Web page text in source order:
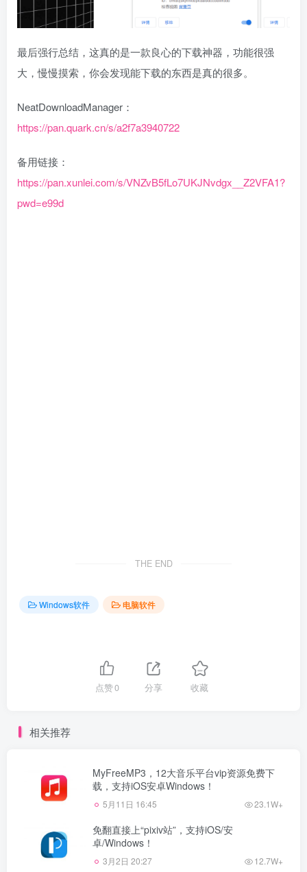
最后强行总结，这真的是一款良心的下载神器，功能很强
大，慢慢摸索，你会发现能下载的东西是真的很多。
NeatDownloadManager：
https://pan.quark.cn/s/a2f7a3940722
备用链接：
https://pan.xunlei.com/s/VNZvB5fLo7UKJNvdgx__Z2VFA1?
pwd=e99d
THE END
Windows软件 电脑软件
点赞0 分享 收藏
相关推荐
MyFreeMP3，12大音乐平台vip资源免费下
载，支持iOS安卓Windows！
5月11日 16:45 23.1W+
免翻直接上“pixiv站”，支持iOS/安
卓/Windows！
3月2日 20:27 12.7W+